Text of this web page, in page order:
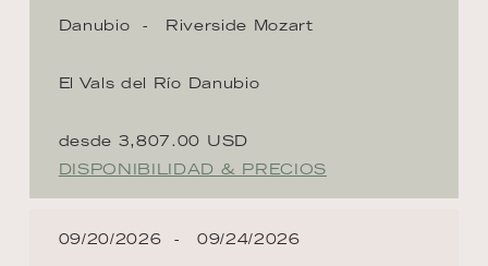
Danubio Riverside Mozart
El Vals del Río Danubio
desde 3,807.00 USD
DISPONIBILIDAD & PRECIOS
09/20/2026 09/24/2026